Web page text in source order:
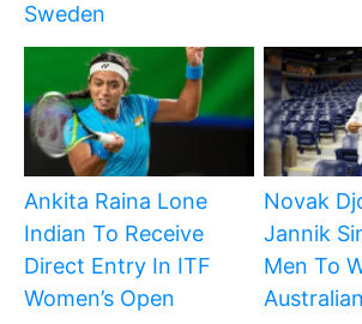
Sweden
Ankita Raina Lone
Indian To Receive
Direct Entry In ITF
Women’s Open
Novak
Jannik
Men To